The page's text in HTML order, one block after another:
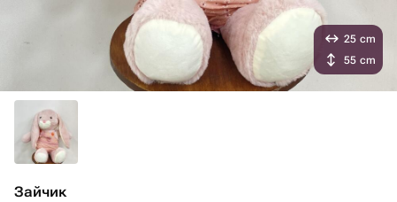
Зайчик
25 cm
55 cm